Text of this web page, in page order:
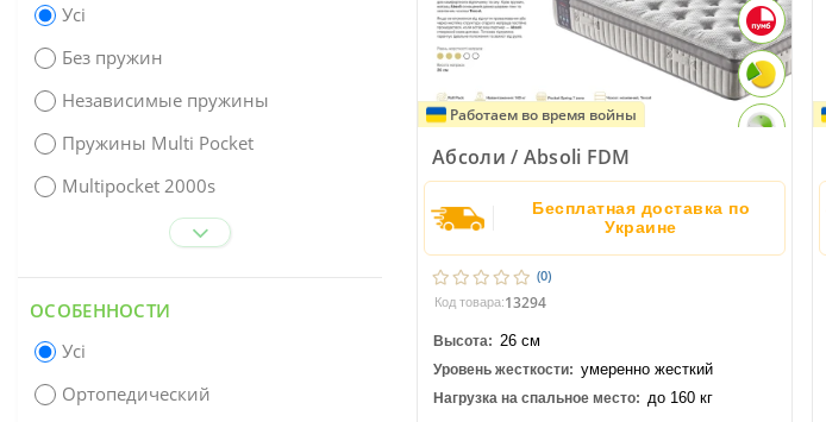
Усі
Без пружин
Независимые пружины
Пружины Multi Pocket
Multipocket 2000s
ОСОБЕННОСТИ
Усі
Ортопедический
Работаем во время войны
Абсоли / Absoli FDM
Бесплатная доставка по
Украине
(0)
Код товара:13294
Высота: 26 см
Уровень жесткости: умеренно жесткий
Нагрузка на спальное место: до 160 кг